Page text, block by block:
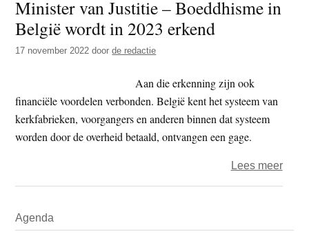
Minister van Justitie – Boeddhisme in
België wordt in 2023 erkend
17 november 2022 doorde redactie
Aan die erkenning zijn ook
financiële voordelen verbonden. België kent het systeem van
kerkfabrieken, voorgangers en anderen binnen dat systeem
worden door de overheid betaald, ontvangen een gage.
Lees meerover
Sidebar
Agenda